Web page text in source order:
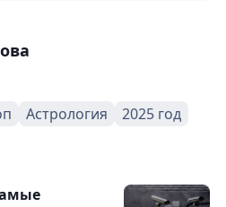
Астрология 2025 год